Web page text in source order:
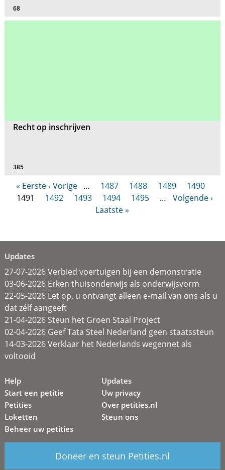
68
Recht op inschrijven
385
« Eerste ‹ Vorige … 1487 1488 1489
1490
1491
1492 1493 1494 1495 …
Volgende ›
Laatste »
Updates
27-07-2026 Verbied voertuigen bij een demonstratie
03-06-2026 Erken thuisonderwijs als onderwijsvorm
22-05-2026 Let op, u ontvangt alleen e-mail van ons als u
dat zélf aangeeft
21-04-2026 Steun het Groen Staal Project
02-04-2026 Geef Tata Steel Nederland geen staatssteun
14-03-2026 Verklaar het Nederlands wegennet als
voltooid
Help
Start een petitie
Petities
Loketten
Beheer uw petities
Updates
Uw privacy
Over petities.nl
Steun ons
Doneer en steun Petities.nl